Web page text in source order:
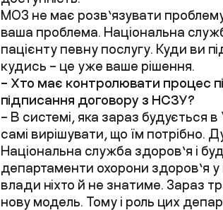
МОЗ не має розв’язувати
ваша проблема. Національна
пацієнту певну послугу. Куди ви
кудись – це уже ваше рішення.
– Хто має контролювати процес
підписання договору з НСЗУ?
– В системі, яка зараз будується
самі вирішувати, що їм потрібно.
Національна служба здоров’я і
департаменти охорони здоров’я
влади ніхто й не знатиме. Зараз
нову модель. Тому і роль цих